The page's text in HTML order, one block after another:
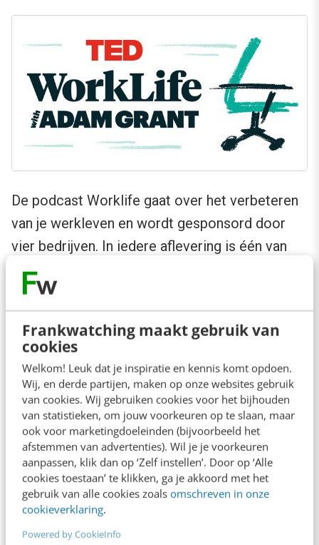
Frankwatching maakt gebruik van
cookies
Welkom! Leuk dat je inspiratie en kennis komt opdoen.
Wij, en derde partijen, maken op onze websites gebruik
van cookies. Wij gebruiken cookies voor het bijhouden
van statistieken, om jouw voorkeuren op te slaan, maar
ook voor marketingdoeleinden (bijvoorbeeld het
afstemmen van advertenties). Wil je je voorkeuren
aanpassen, klik dan op ‘Zelf instellen’. Door op ‘Alle
cookies toestaan’ te klikken, ga je akkoord met het
gebruik van alle cookies zoals omschreven in onze
cookieverklaring.
Powered by CookieInfo
De podcast Worklife gaat over het verbeteren
van je werkleven en wordt gesponsord door
vier bedrijven. In iedere aflevering is één van
deze bedrijven een (klein) onderdeel van de
podcast. De ‘advertentie’ duurt enkele minuten,
waarin echt een verhaal (met verschillende
interviews) wordt verteld, meestal over hoe
een werknemer een probleem heeft
overwonnen, of over hoe het bedrijf met
bepaalde uitdagingen omgaat. De verhalen zijn
niet altijd positief. In één aflevering vertelt een
medewerker van Accenture bijvoorbeeld over
racisme op de werkvloer (en hoe Accenture
hiermee omgaat).
De vier bedrijven gebruiken de native